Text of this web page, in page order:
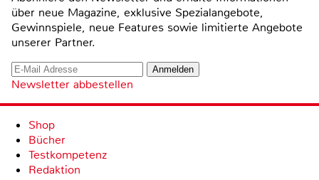
über neue Magazine, exklusive Spezialangebote,
Gewinnspiele, neue Features sowie limitierte Angebote
unserer Partner.
Newsletter abbestellen
Shop
Bücher
Testkompetenz
Redaktion